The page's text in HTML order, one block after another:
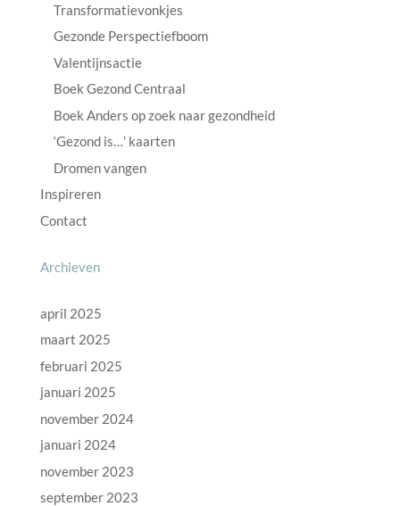
Transformatievonkjes
Gezonde Perspectiefboom
Valentijnsactie
Boek Gezond Centraal
Boek Anders op zoek naar gezondheid
‘Gezond is…’ kaarten
Dromen vangen
Inspireren
Contact
Archieven
april 2025
maart 2025
februari 2025
januari 2025
november 2024
januari 2024
november 2023
september 2023